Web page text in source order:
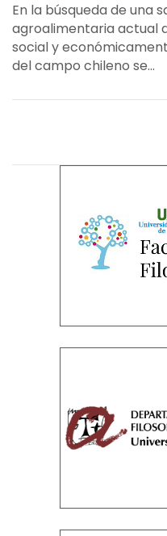
En la búsqueda de una
agroalimentaria actual
social y
del campo chileno se...